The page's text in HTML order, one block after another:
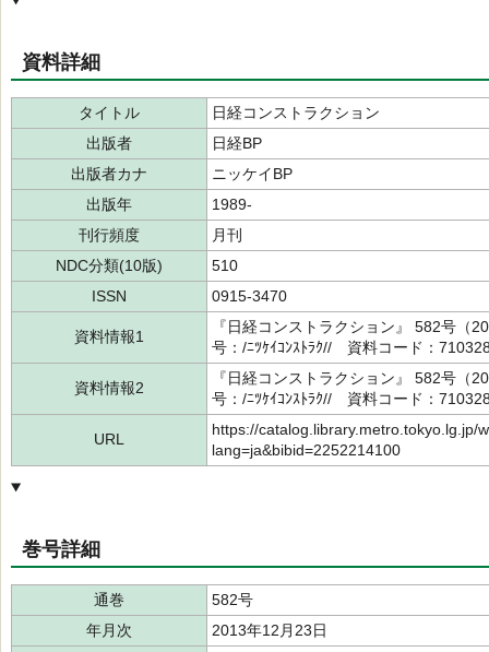
資料詳細
タイトル
日経コンストラクション
出版者
日経BP
出版者カナ
ニッケイBP
出版年
1989-
刊行頻度
月刊
NDC分類(10版)
510
ISSN
0915-3470
資料情報1
『日経コンストラクション』 582号
号：/ﾆﾂｹｲｺﾝｽﾄﾗｸ// 資料コード：
資料情報2
『日経コンストラクション』 582号
号：/ﾆﾂｹｲｺﾝｽﾄﾗｸ// 資料コード：
URL
https://catalog.library.metro.tokyo.lg.jp/
lang=ja&bibid=2252214100
巻号詳細
通巻
582号
年月次
2013年12月23日